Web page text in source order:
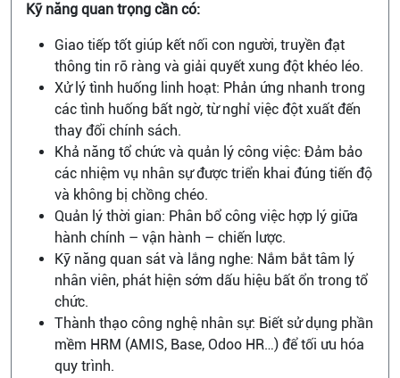
Kỹ năng quan trọng cần có:
Giao tiếp tốt giúp kết nối con người, truyền đạt
thông tin rõ ràng và giải quyết xung đột khéo léo.
Xử lý tình huống linh hoạt: Phản ứng nhanh trong
các tình huống bất ngờ, từ nghỉ việc đột xuất đến
thay đổi chính sách.
Khả năng tổ chức và quản lý công việc: Đảm bảo
các nhiệm vụ nhân sự được triển khai đúng tiến độ
và không bị chồng chéo.
Quản lý thời gian: Phân bổ công việc hợp lý giữa
hành chính – vận hành – chiến lược.
Kỹ năng quan sát và lắng nghe: Nắm bắt tâm lý
nhân viên, phát hiện sớm dấu hiệu bất ổn trong tổ
chức.
Thành thạo công nghệ nhân sự: Biết sử dụng phần
mềm HRM (AMIS, Base, Odoo HR…) để tối ưu hóa
quy trình.